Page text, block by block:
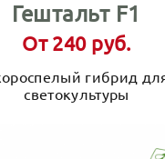
Гештальт F1
От 240 руб.
гибрид
светокультуры